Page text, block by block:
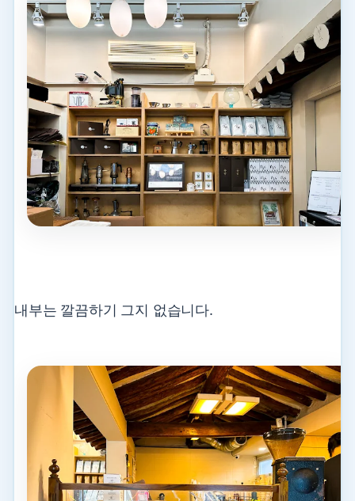
내부는 깔끔하기 그지 없습니다.